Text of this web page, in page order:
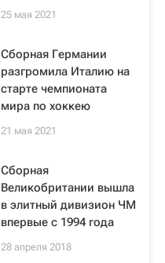
25 мая 2021
Сборная Германии
разгромила Италию на
старте чемпионата
мира по хоккею
21 мая 2021
Сборная
Великобритании вышла
в элитный дивизион ЧМ
впервые с 1994 года
28 апреля 2018